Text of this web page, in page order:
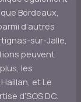
Bordeaux,
d’autres
sur-Jalle,
peuvent
les
et Le
d’SOS DC.